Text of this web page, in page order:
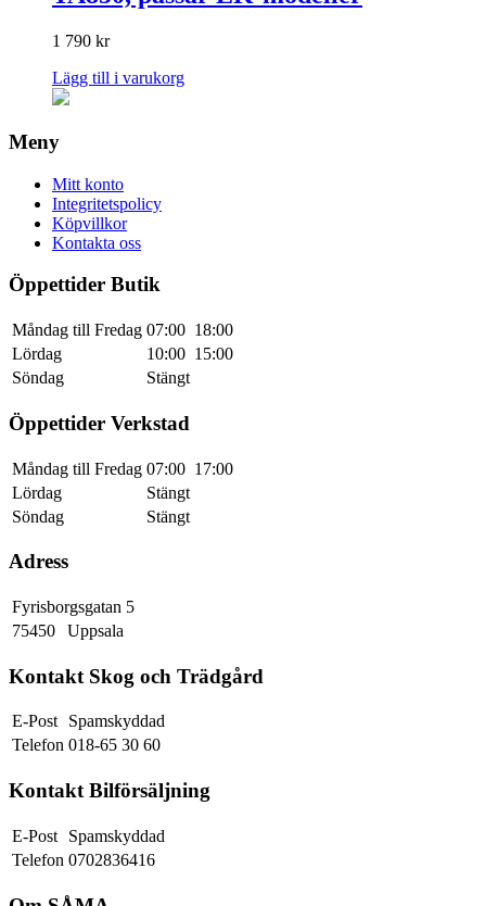
1 790 kr
Lägg till i varukorg
Meny
Mitt konto
Integritetspolicy
Köpvillkor
Kontakta oss
Öppettider Butik
Måndag till Fredag 07:00 18:00
Lördag
10:00 15:00
Söndag
Stängt
Öppettider Verkstad
Måndag till Fredag 07:00 17:00
Lördag
Stängt
Söndag
Stängt
Adress
Fyrisborgsgatan 5
75450
Uppsala
Kontakt Skog och Trädgård
E-Post
Spamskyddad
Telefon 018-65 30 60
Kontakt Bilförsäljning
E-Post
Spamskyddad
Telefon 0702836416